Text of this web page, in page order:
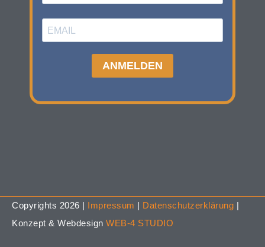
Copyrights 2026 | Impressum | Datenschutzerklärung |
Konzept & Webdesign WEB-4 STUDIO